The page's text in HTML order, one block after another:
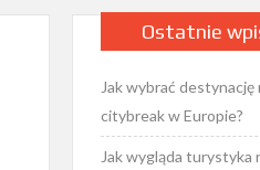
Ostatnie
Jak wybrać destynację
citybreak w Europie?
Jak wygląda turystyka